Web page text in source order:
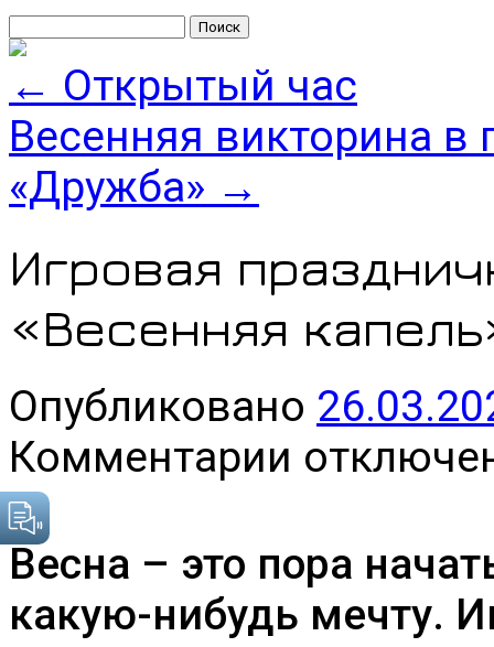
← Открытый час
Весенняя викторина в
«Дружба» →
Игровая
«Весенняя
Опубликовано
Комментарии
записи
капель»
для
«Барбариков»
Весна – это пора
какую-нибудь мечту.